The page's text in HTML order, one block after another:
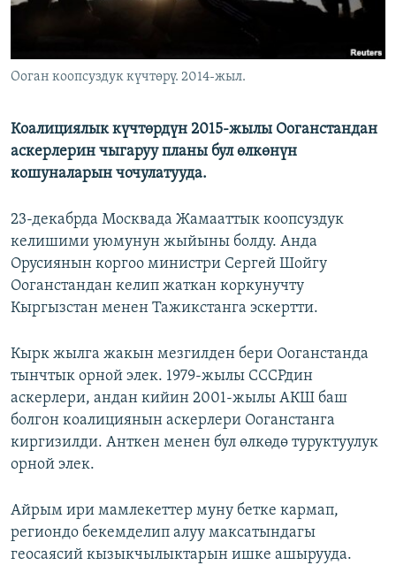
ЭЕ/АРнун бардык сайттары
Ооган коопсуздук күчтөрү. 2014-жыл.
Коалициялык күчтөрдүн 2015-жылы Ооганстандан
аскерлерин чыгаруу планы бул өлкөнүн
кошуналарын чочулатууда.
23-декабрда Москвада Жамааттык коопсуздук
келишими уюмунун жыйыны болду. Анда
Орусиянын коргоо министри Сергей Шойгу
Ооганстандан келип жаткан коркунучту
Кыргызстан менен Тажикстанга эскертти.
Кырк жылга жакын мезгилден бери Ооганстанда
тынчтык орной элек. 1979-жылы СССРдин
аскерлери, андан кийин 2001-жылы АКШ баш
болгон коалициянын аскерлери Ооганстанга
киргизилди. Анткен менен бул өлкөдө туруктуулук
орной элек.
Айрым ири мамлекеттер муну бетке кармап,
региондо бекемделип алуу максатындагы
геосаясий кызыкчылыктарын ишке ашырууда.